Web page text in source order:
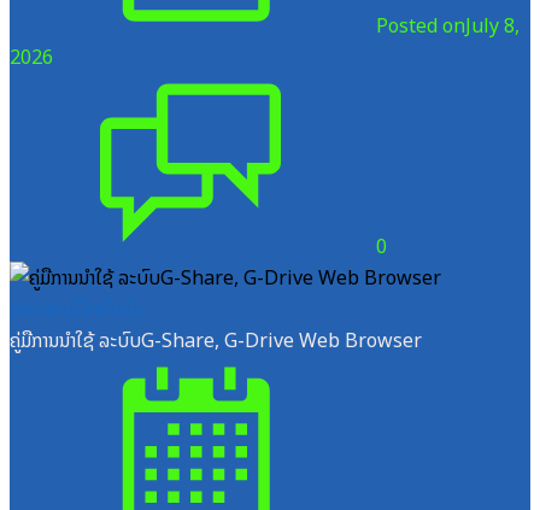
Posted onJuly 8,
2026
0
ຄູ່ມືການນຳໃຊ້ ລະບົບG-Share, G-Drive Web Browser